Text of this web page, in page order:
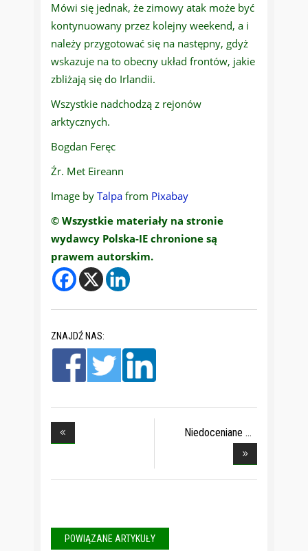
Mówi się jednak, że zimowy atak może być
kontynuowany przez kolejny weekend, a i
należy przygotować się na następny, gdyż
wskazuje na to obecny układ frontów, jakie
zbliżają się do Irlandii.
Wszystkie nadchodzą z rejonów
arktycznych.
Bogdan Feręc
Źr. Met Eireann
Image by Talpa from Pixabay
© Wszystkie materiały na stronie
wydawcy Polska-IE chronione są
prawem autorskim.
ZNAJDŹ NAS:
Niedoceniane
POWIĄZANE ARTYKUŁY